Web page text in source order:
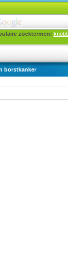
zoektermen:
borstkanker